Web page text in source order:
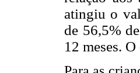
atingiu o
de 56,5%
12 meses.